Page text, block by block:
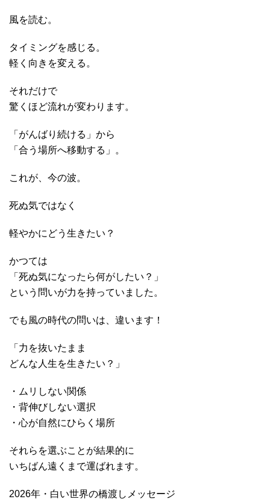
風を読む。
タイミングを感じる。
軽く向きを変える。
それだけで
驚くほど流れが変わります。
「がんばり続ける」から
「合う場所へ移動する」。
これが、今の波。
死ぬ気ではなく
軽やかにどう生きたい？
かつては
「死ぬ気になったら何がしたい？」
という問いが力を持っていました。
でも風の時代の問いは、違います！
「力を抜いたまま
どんな人生を生きたい？」
・ムリしない関係
・背伸びしない選択
・心が自然にひらく場所
それらを選ぶことが結果的に
いちばん遠くまで運ばれます。
2026年・白い世界の橋渡しメッセージ